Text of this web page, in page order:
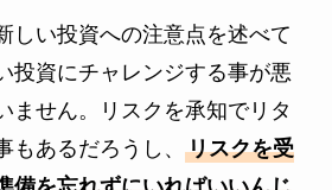
しい投資への注意点を述べて
投資にチャレンジする事が悪
ません。リスクを承知でリタ
もあるだろうし、 リスクを受